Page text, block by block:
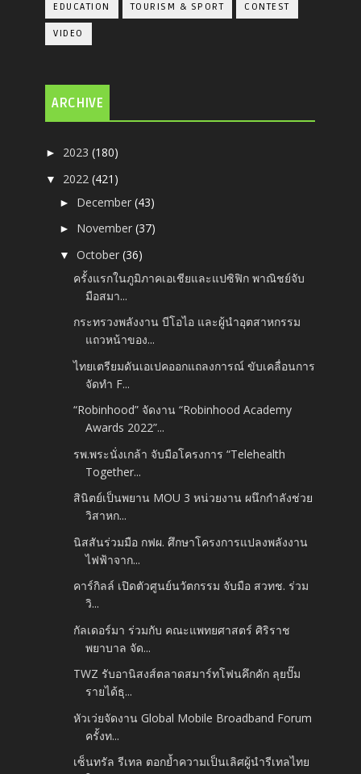
EDUCATION TOURISM & SPORT CONTEST
VIDEO
ARCHIVE
► 2023(180)
▼ 2022(421)
► December(43)
► November(37)
▼October(36)
ครั้งแรกในภูมิภาคเอเชียและแปซิฟิก พาณิชย์จับ
มือสมา...
กระทรวงพลังงาน บีโอไอ และผู้นำอุตสาหกรรม
แถวหน้าของ...
ไทยเตรียมดันเอเปคออกแถลงการณ์ ขับเคลื่อนการ
จัดทำ F...
“Robinhood” จัดงาน “Robinhood Academy
Awards 2022”...
รพ.พระนั่งเกล้า จับมือโครงการ “Telehealth
Together...
สินิตย์เป็นพยาน MOU 3 หน่วยงาน ผนึกกำลังช่วย
วิสาหก...
นิสสันร่วมมือ กฟผ. ศึกษาโครงการแปลงพลังงาน
ไฟฟ้าจาก...
คาร์กิลล์ เปิดตัวศูนย์นวัตกรรม จับมือ สวทช. ร่วม
วิ...
กัลเดอร์มา ร่วมกับ คณะแพทยศาสตร์ ศิริราช
พยาบาล จัด...
TWZ รับอานิสงส์ตลาดสมาร์ทโฟนคึกคัก ลุยปั๊ม
รายได้ธุ...
หัวเว่ยจัดงาน Global Mobile Broadband Forum
ครั้งท...
เซ็นทรัล รีเทล ตอกย้ำความเป็นเลิศผู้นำรีเทลไทย